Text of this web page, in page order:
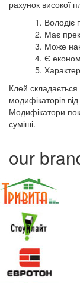
рахунок високої
Володіє
Має
Може
Є
Клей
модифікаторів
Модифікатори
суміші.
our